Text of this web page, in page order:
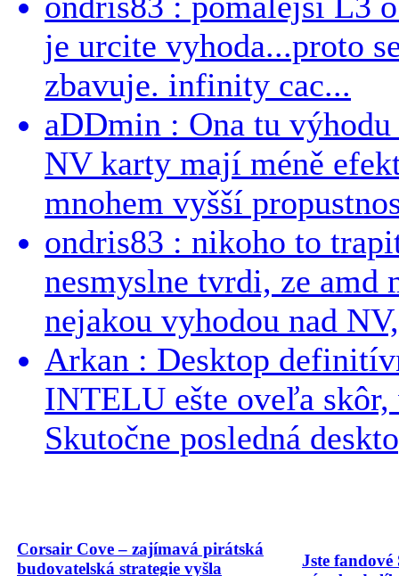
je urcite vyhoda...proto
zbavuje. infinity cac...
aDDmin : Ona tu
NV karty mají méně
mnohem vyšší
ondris83 : nikoho to
nesmyslne tvrdi, ze
nejakou vyhodou nad
Arkan : Desktop
INTELU ešte oveľa
Skutočne posledná
Corsair Cove – zajímavá pirátská
budovatelská strategie vyšla
Jste